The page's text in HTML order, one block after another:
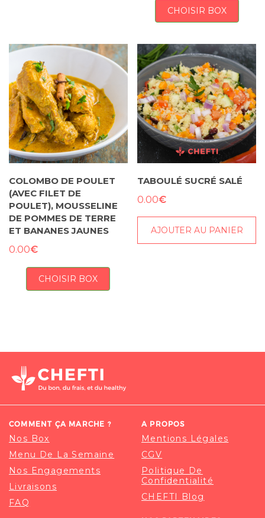
CHOISIR BOX
COLOMBO DE POULET
(AVEC FILET DE
POULET), MOUSSELINE
DE POMMES DE TERRE
ET BANANES JAUNES
0.00€
CHOISIR BOX
TABOULÉ SUCRÉ SALÉ
0.00€
AJOUTER AU PANIER
COMMENT ÇA MARCHE ?
Nos Box
Menu De La Semaine
Nos Engagements
Livraisons
FAQ
A PROPOS
Mentions Légales
CGV
Politique De
Confidentialité
CHEFTI Blog